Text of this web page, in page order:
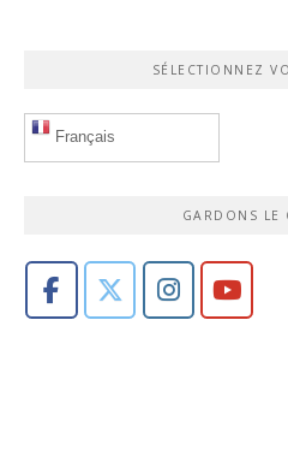
SÉLECTIONNEZ
Français
GARDONS LE